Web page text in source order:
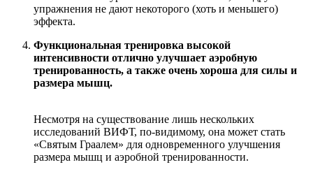
упражнения не дают некоторого (хоть и меньшего)
эффекта.
Функциональная тренировка высокой
интенсивности отлично улучшает аэробную
тренированность, а также очень хороша для силы и
размера мышц.
Несмотря на существование лишь нескольких
исследований ВИФТ, по-видимому, она может стать
«Святым Граалем» для одновременного улучшения
размера мышц и аэробной тренированности.